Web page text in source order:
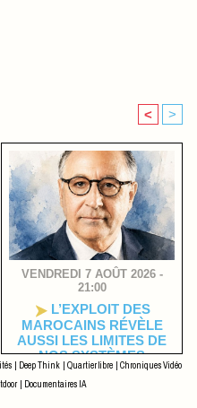
< >
VENDREDI 7 AOÛT 2026 -
21:00
L’EXPLOIT DES
MAROCAINS RÉVÈLE
AUSSI LES LIMITES DE
NOS SYSTÈMES
Deep Think Quartier libre
Chroniques Vidéo
Documentaires IA